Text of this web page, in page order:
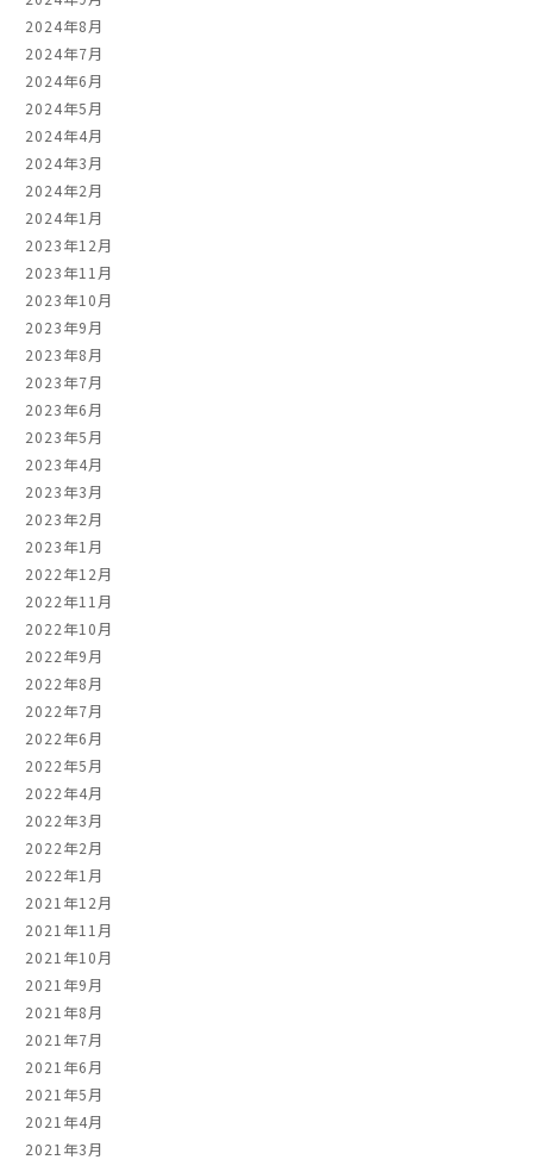
2024年8月
2024年7月
2024年6月
2024年5月
2024年4月
2024年3月
2024年2月
2024年1月
2023年12月
2023年11月
2023年10月
2023年9月
2023年8月
2023年7月
2023年6月
2023年5月
2023年4月
2023年3月
2023年2月
2023年1月
2022年12月
2022年11月
2022年10月
2022年9月
2022年8月
2022年7月
2022年6月
2022年5月
2022年4月
2022年3月
2022年2月
2022年1月
2021年12月
2021年11月
2021年10月
2021年9月
2021年8月
2021年7月
2021年6月
2021年5月
2021年4月
2021年3月